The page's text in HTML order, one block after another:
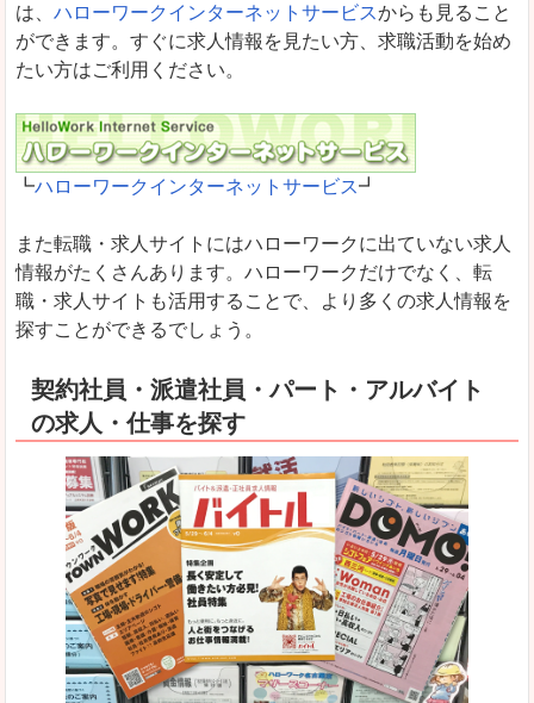
は、 ハローワークインターネットサービスからも見ること
ができます。すぐに求人情報を見たい方、求職活動を始め
たい方はご利用ください。
┗ハローワークインターネットサービス┛
また転職・求人サイトにはハローワークに出ていない求人
情報がたくさんあります。ハローワークだけでなく、転
職・求人サイトも活用することで、より多くの求人情報を
探すことができるでしょう。
契約社員・派遣社員・パート・アルバイト
の求人・仕事を探す